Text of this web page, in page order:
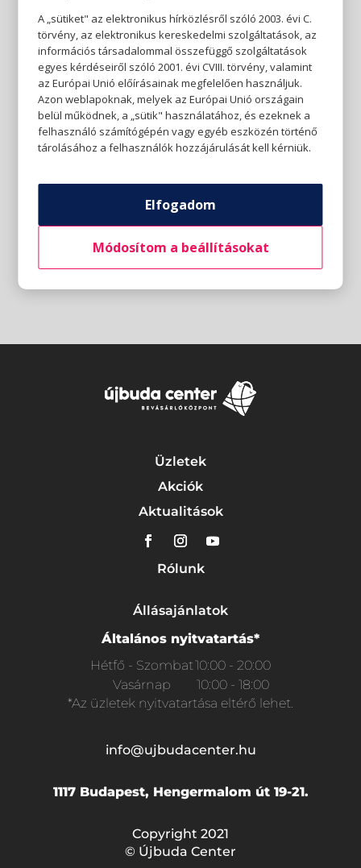
Üzletek
Akciók
Aktualitások
Rólunk
Állásajánlatok
Általános nyitvatartás*
Hétfő - Szombat10:00 - 20:00
Vasárnap
10:00 - 18:00
*Az üzletek nyitvatartása eltérő lehet.
info@ujbudacenter.hu
1117 Budapest, Hengermalom út 19-21.
Copyright 2021
© Újbuda Center
A „sütiket" az elektronikus hírközlésről szóló 2003. évi C.
törvény, az elektronikus kereskedelmi szolgáltatások, az
információs társadalommal összefüggő szolgáltatások
egyes kérdéseiről szóló 2001. évi CVIII. törvény, valamint
az Európai Unió előírásainak megfelelően használjuk.
Azon weblapoknak, melyek az Európai Unió országain
belül működnek, a „sütik" használatához, és ezeknek a
felhasználó számítógépén vagy egyéb eszközén történő
tárolásához a felhasználók hozzájárulását kell kérniük.
Elfogadom
Módosítom a beállításokat